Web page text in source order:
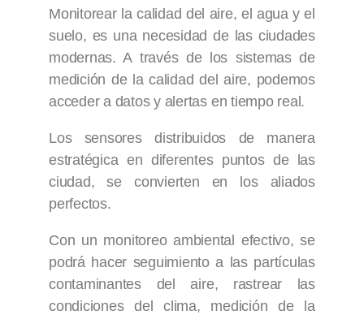
Monitorear la calidad del aire, el agua y el
suelo, es una necesidad de las ciudades
modernas. A través de los sistemas de
medición de la calidad del aire, podemos
acceder a datos y alertas en tiempo real.
Los sensores distribuidos de manera
estratégica en diferentes puntos de las
ciudad, se convierten en los aliados
perfectos.
Con un monitoreo ambiental efectivo, se
podrá hacer seguimiento a las partículas
contaminantes del aire, rastrear las
condiciones del clima, medición de la